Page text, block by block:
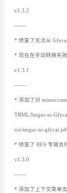
v1.3.2
------
* 修复了无法从
* 现在在手动转换失
v1.3.1
------
* 添加了对
TRML/Imgur-to-
rce/imgur-to-
* 修复了 RES 专辑支
v1.3.0
------
* 添加了上下文菜单